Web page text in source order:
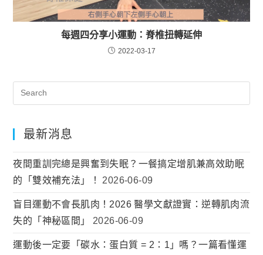
每週四分享小運動：脊椎扭轉延伸
2022-03-17
最新消息
夜間重訓完總是興奮到失眠？一餐搞定增肌兼高效助眠
的「雙效補充法」！
2026-06-09
盲目運動不會長肌肉！2026 醫學文獻證實：逆轉肌肉流
失的「神秘區間」
2026-06-09
運動後一定要「碳水：蛋白質 = 2：1」嗎？一篇看懂運